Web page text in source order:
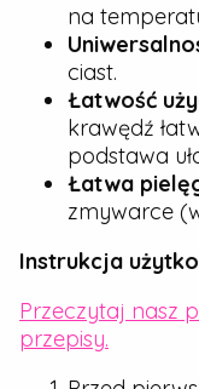
na
ciast.
Łatwość
krawędź
podstawa
Łatwa
zmywarce
Instrukcja
Przeczytaj nasz
przepisy.